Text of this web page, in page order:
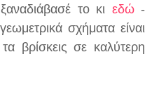
το κι εδώ-
σχήματα είναι
βρίσκεις σε καλύτερη